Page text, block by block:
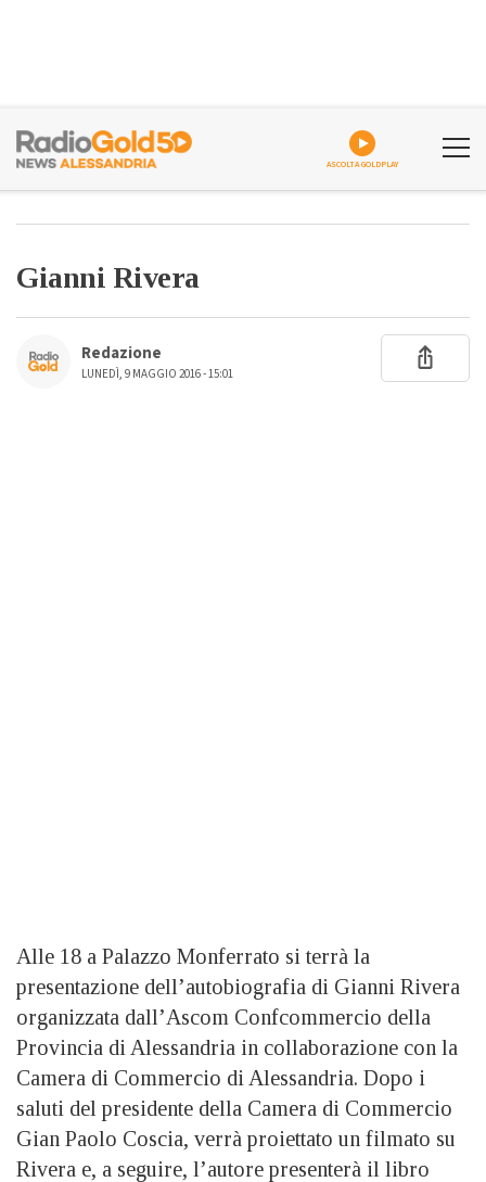
ASCOLTA GOLDPLAY
Gianni Rivera
Redazione
LUNEDÌ, 9 MAGGIO 2016 - 15:01
Alle 18 a Palazzo Monferrato si terrà la
presentazione dell’autobiografia di Gianni Rivera
organizzata dall’Ascom Confcommercio della
Provincia di Alessandria in collaborazione con la
Camera di Commercio di Alessandria. Dopo i
saluti del presidente della Camera di Commercio
Gian Paolo Coscia, verrà proiettato un filmato su
Rivera e, a seguire, l’autore presenterà il libro